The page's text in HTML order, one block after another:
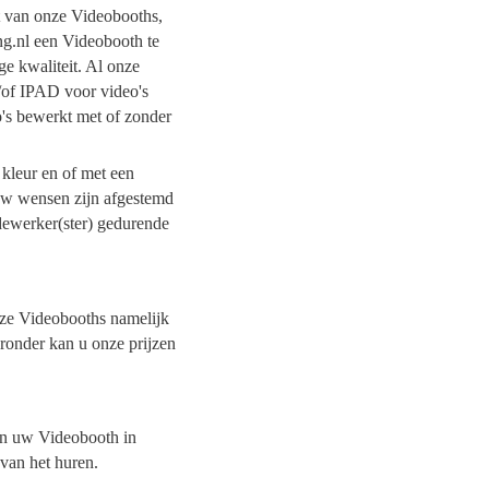
onze Videobooths,
een Videobooth te
kwaliteit. Al onze
of IPAD voor video's
bewerkt met of zonder
en of met een
wensen zijn afgestemd
gedurende
Videobooths namelijk
kan u onze prijzen
uw Videobooth in
het huren.